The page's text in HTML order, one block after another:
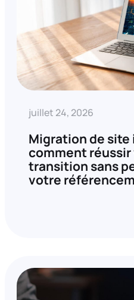
juillet 24, 2026
Migration de site
comment
transition sans
votre